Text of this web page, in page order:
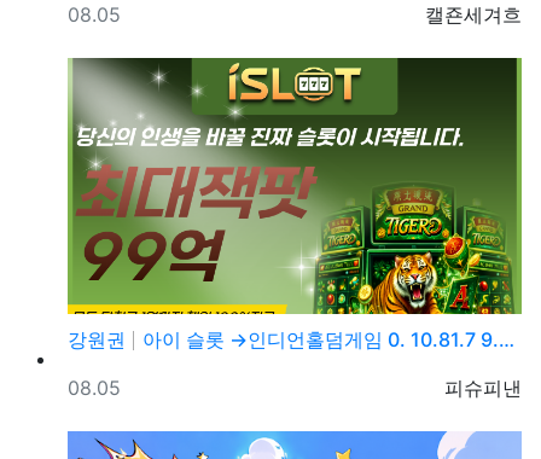
등록자
캘죤세겨흐
등록일
08.05
강원권
아이 슬롯 →인디언홀덤게임 0. 10.81.7 9.→5…
등록자
피슈피낸
등록일
08.05